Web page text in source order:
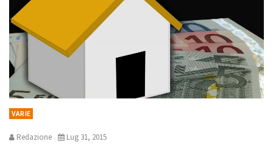
VARIE
Redazione Lug 31, 2015